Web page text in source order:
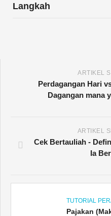
Langkah
ARTIKEL
Perdagangan Hari
Dagangan mana
ARTIKEL
Cek Bertauliah -
Ia
TUTORIAL
Pajakan